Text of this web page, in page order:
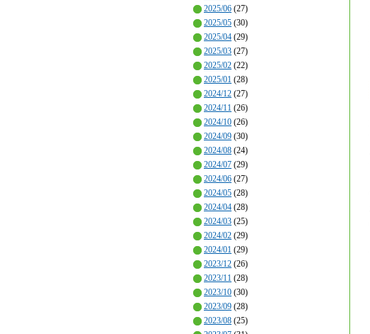
2025/06 (27)
2025/05 (30)
2025/04 (29)
2025/03 (27)
2025/02 (22)
2025/01 (28)
2024/12 (27)
2024/11 (26)
2024/10 (26)
2024/09 (30)
2024/08 (24)
2024/07 (29)
2024/06 (27)
2024/05 (28)
2024/04 (28)
2024/03 (25)
2024/02 (29)
2024/01 (29)
2023/12 (26)
2023/11 (28)
2023/10 (30)
2023/09 (28)
2023/08 (25)